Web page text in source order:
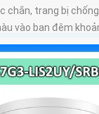
chắn, trang bị
vào ban đêm
động và phân
4